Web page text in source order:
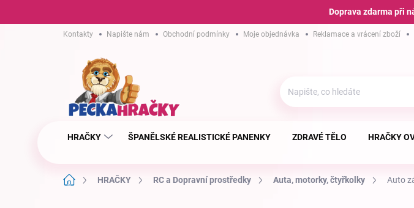
Doprava zdarma při
Kontakty Napište nám Obchodní podmínky Moje objednávka Reklamace a vrácení zboží
HRAČKY ŠPANĚLSKÉ REALISTICKÉ PANENKY ZDRAVÉ TĚLO HRAČKY
Domů HRAČKY RC a Dopravní prostředky Auta, motorky, čtyřkolky Auto